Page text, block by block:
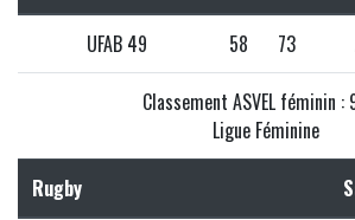
UFAB 49 58 73
Classement ASVEL féminin :
Ligue Féminine
Rugby